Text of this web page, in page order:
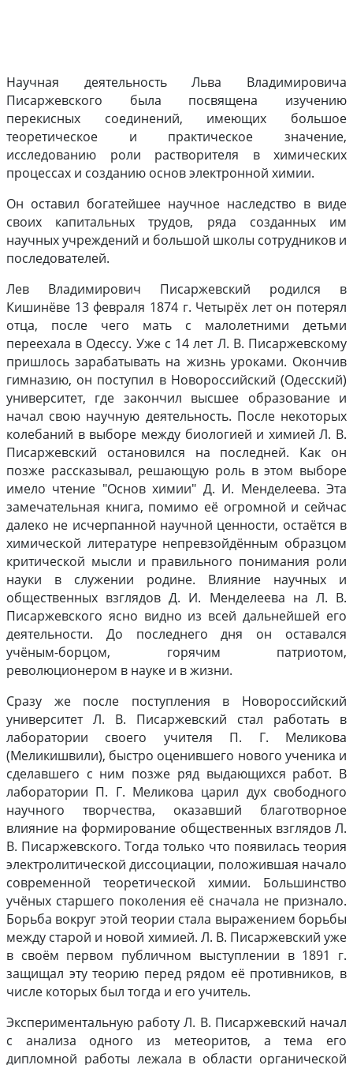
Научная деятельность Льва Владимировича
Писаржевского была посвящена изучению
перекисных соединений, имеющих большое
теоретическое и практическое значение,
исследованию роли растворителя в химических
процессах и созданию основ электронной химии.
Он оставил богатейшее научное наследство в виде
своих капитальных трудов, ряда созданных им
научных учреждений и большой школы сотрудников и
последователей.
Лев Владимирович Писаржевский родился в
Кишинёве 13 февраля 1874 г. Четырёх лет он потерял
отца, после чего мать с малолетними детьми
переехала в Одессу. Уже с 14 лет Л. В. Писаржевскому
пришлось зарабатывать на жизнь уроками. Окончив
гимназию, он поступил в Новороссийский (Одесский)
университет, где закончил высшее образование и
начал свою научную деятельность. После некоторых
колебаний в выборе между биологией и химией Л. В.
Писаржевский остановился на последней. Как он
позже рассказывал, решающую роль в этом выборе
имело чтение "Основ химии" Д. И. Менделеева. Эта
замечательная книга, помимо её огромной и сейчас
далеко не исчерпанной научной ценности, остаётся в
химической литературе непревзойдённым образцом
критической мысли и правильного понимания роли
науки в служении родине. Влияние научных и
общественных взглядов Д. И. Менделеева на Л. В.
Писаржевского ясно видно из всей дальнейшей его
деятельности. До последнего дня он оставался
учёным-борцом, горячим патриотом,
революционером в науке и в жизни.
Сразу же после поступления в Новороссийский
университет Л. В. Писаржевский стал работать в
лаборатории своего учителя П. Г. Меликова
(Меликишвили), быстро оценившего нового ученика и
сделавшего с ним позже ряд выдающихся работ. В
лаборатории П. Г. Меликова царил дух свободного
научного творчества, оказавший благотворное
влияние на формирование общественных взглядов Л.
В. Писаржевского. Тогда только что появилась теория
электролитической диссоциации, положившая начало
современной теоретической химии. Большинство
учёных старшего поколения её сначала не признало.
Борьба вокруг этой теории стала выражением борьбы
между старой и новой химией. Л. В. Писаржевский уже
в своём первом публичном выступлении в 1891 г.
защищал эту теорию перед рядом её противников, в
числе которых был тогда и его учитель.
Экспериментальную работу Л. В. Писаржевский начал
с анализа одного из метеоритов, а тема его
дипломной работы лежала в области органической